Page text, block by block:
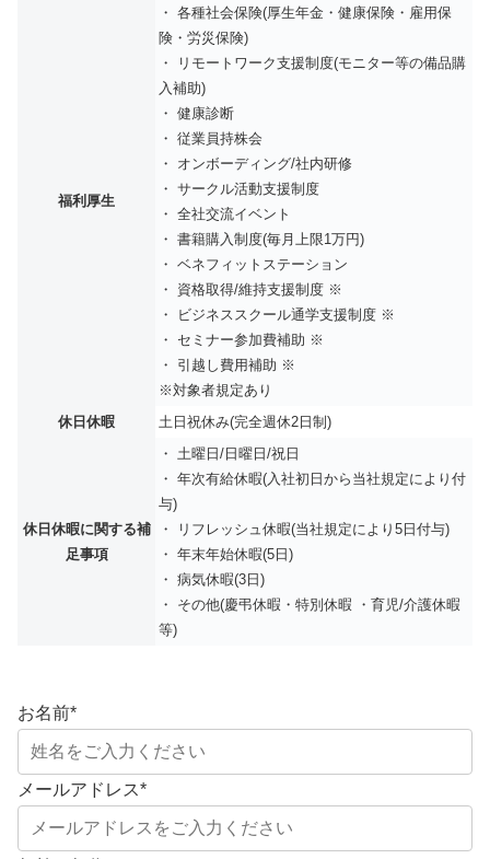
福利厚生
・ 各種社会保険(厚生年金・健康保険・雇用保
険・労災保険)
・ リモートワーク支援制度(モニター等の備品購
入補助)
・ 健康診断
・ 従業員持株会
・ オンボーディング/社内研修
・ サークル活動支援制度
・ 全社交流イベント
・ 書籍購入制度(毎月上限1万円)
・ ベネフィットステーション
・ 資格取得/維持支援制度 ※
・ ビジネススクール通学支援制度 ※
・ セミナー参加費補助 ※
・ 引越し費用補助 ※
※対象者規定あり
休日休暇
土日祝休み(完全週休2日制)
休日休暇に関する補
足事項
・ 土曜日/日曜日/祝日
・ 年次有給休暇(入社初日から当社規定により付
与)
・ リフレッシュ休暇(当社規定により5日付与)
・ 年末年始休暇(5日)
・ 病気休暇(3日)
・ その他(慶弔休暇・特別休暇 ・育児/介護休暇
等)
お名前*
メールアドレス*